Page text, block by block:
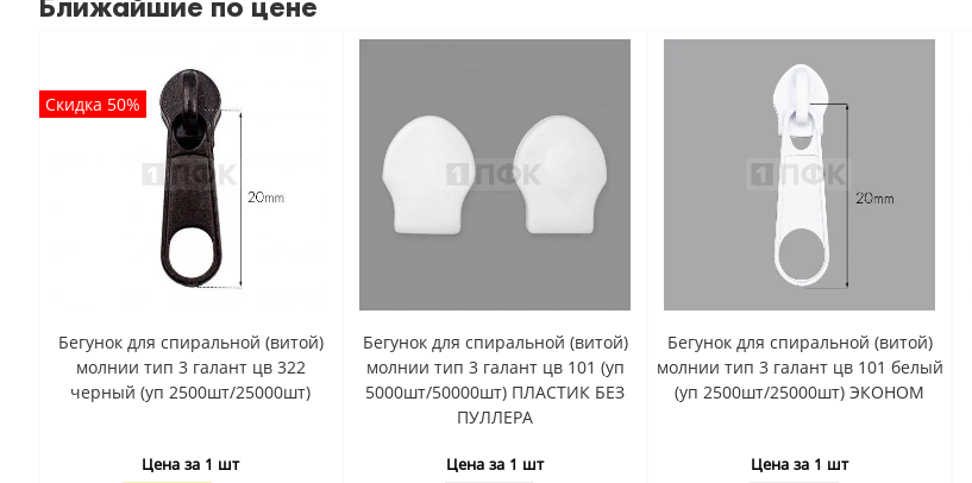
Скидка 50%
Бегунок для спиральной (витой)
молнии тип 3 галант цв 322
черный (уп 2500шт/25000шт)
Цена за 1 шт
Бегунок для спиральной (витой)
молнии тип 3 галант цв 101 (уп
5000шт/50000шт) ПЛАСТИК БЕЗ
ПУЛЛЕРА
Цена за 1 шт
Бегунок для спиральной (витой)
молнии тип 3 галант цв 101 белый
(уп 2500шт/25000шт) ЭКОНОМ
Цена за 1 шт